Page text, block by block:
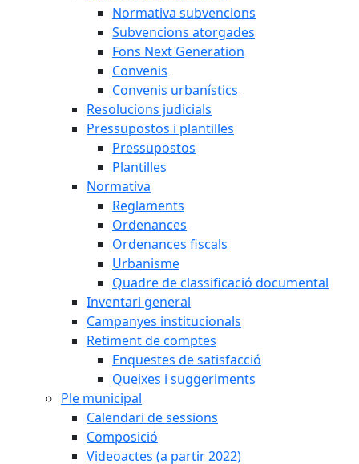
Normativa subvencions
Subvencions atorgades
Fons Next Generation
Convenis
Convenis urbanístics
Resolucions judicials
Pressupostos i plantilles
Pressupostos
Plantilles
Normativa
Reglaments
Ordenances
Ordenances fiscals
Urbanisme
Quadre de classificació documental
Inventari general
Campanyes institucionals
Retiment de comptes
Enquestes de satisfacció
Queixes i suggeriments
Ple municipal
Calendari de sessions
Composició
Videoactes (a partir 2022)